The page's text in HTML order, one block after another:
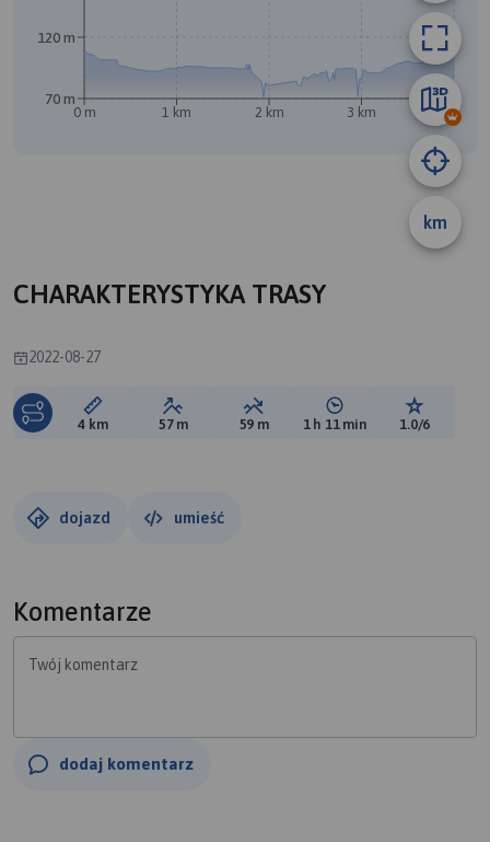
km
0 m 1 km 2 km 3 km 4 km
70 m
120 m
CHARAKTERYSTYKA TRASY
2022-08-27
Długość trasy:
4 km Suma przewyższeń:
57 m Suma spadków:
59 m Średni czas potrzebny
1 h 11 min Ocena
1.0/6
dojazd umieść
Komentarze
Twój komentarz
dodaj komentarz